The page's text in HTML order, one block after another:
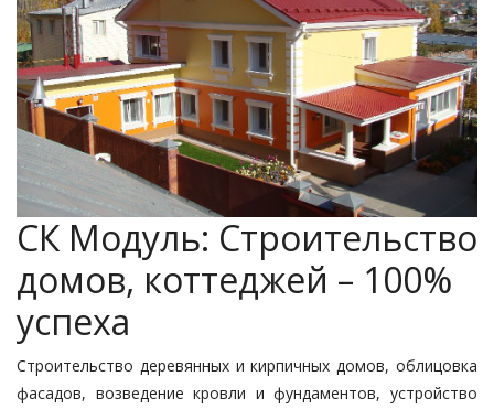
СК Модуль: Строительство
домов, коттеджей – 100%
успеха
Строительство деревянных и кирпичных домов, облицовка
фасадов, возведение кровли и фундаментов, устройство